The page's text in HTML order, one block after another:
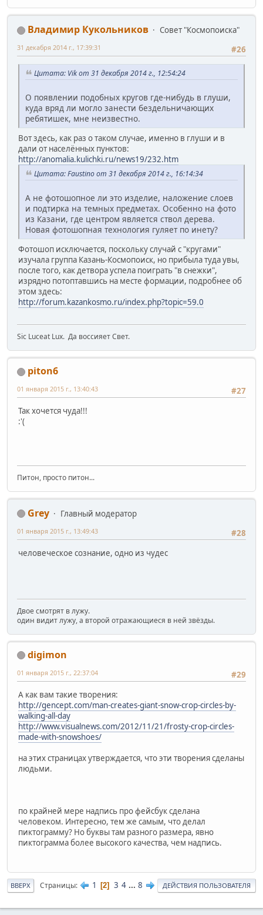
Владимир Кукольников
Совет "Космопоиска"
#26
31 декабря 2014 г., 17:39:31
Цитата: Vik от 31 декабря 2014 г., 12:54:24
О появлении подобных кругов где-нибудь в глуши,
куда вряд ли могло занести бездельничающих
ребятишек, мне неизвестно.
Вот здесь, как раз о таком случае, именно в глуши и в
дали от населённых пунктов:
http://anomalia.kulichki.ru/news19/232.htm
Цитата: Faustino от 31 декабря 2014 г., 16:14:34
А не фотошопное ли это изделие, наложение слоев
и подтирка на темных предметах. Особенно на фото
из Казани, где центром является ствол дерева.
Новая фотошопная технология гуляет по инету?
Фотошоп исключается, поскольку случай с "кругами"
изучала группа Казань-Космопоиск, но прибыла туда увы,
после того, как детвора успела поиграть "в снежки",
изрядно потоптавшись на месте формации, подробнее об
этом здесь:
http://forum.kazankosmo.ru/index.php?topic=59.0
Sic Luceat Lux. Да воссияет Свет.
piton6
#27
01 января 2015 г., 13:40:43
Так хочется чуда!!!
:'(
Питон, просто питон...
Grey
Главный модератор
#28
01 января 2015 г., 13:49:43
человеческое сознание, одно из чудес
Двое смотрят в лужу.
один видит лужу, а второй отражающиеся в ней звёзды.
digimon
#29
01 января 2015 г., 22:37:04
А как вам такие творения:
http://gencept.com/man-creates-giant-snow-crop-circles-by-
walking-all-day
http://www.visualnews.com/2012/11/21/frosty-crop-circles-
made-with-snowshoes/
на этих страницах утверждается, что эти творения сделаны
людьми.
по крайней мере надпись про фейсбук сделана
человеком. Интересно, тем же самым, что делал
пиктограмму? Но буквы там разного размера, явно
пиктограмма более высокого качества, чем надпись.
ВВЕРХ Страницы 1 2 3 4 ... 8 ДЕЙСТВИЯ ПОЛЬЗОВАТЕЛЯ